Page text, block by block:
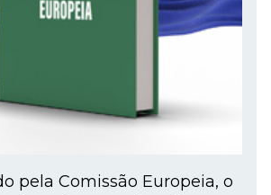
pela Comissão Europeia, o